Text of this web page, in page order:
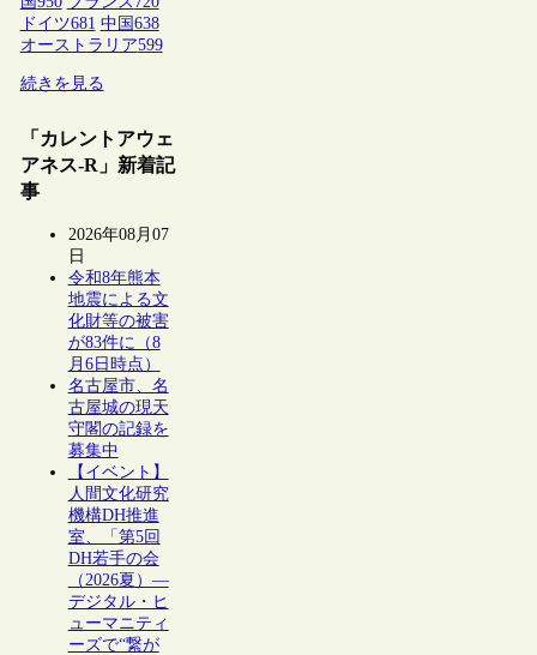
ドイツ681 中国 638
オーストラリア599
続きを見る
「カレントアウェ
アネス-R」新着記
事
2026年08月07
日
令和8年熊本
地震による文
化財等の被害
が83件に（8
月6日時点）
名古屋市、名
古屋城の現天
守閣の記録を
募集中
【イベント】
人間文化研究
機構DH推進
室、「第5回
DH若手の会
（2026夏）―
デジタル・ヒ
ューマニティ
ーズで“繋が